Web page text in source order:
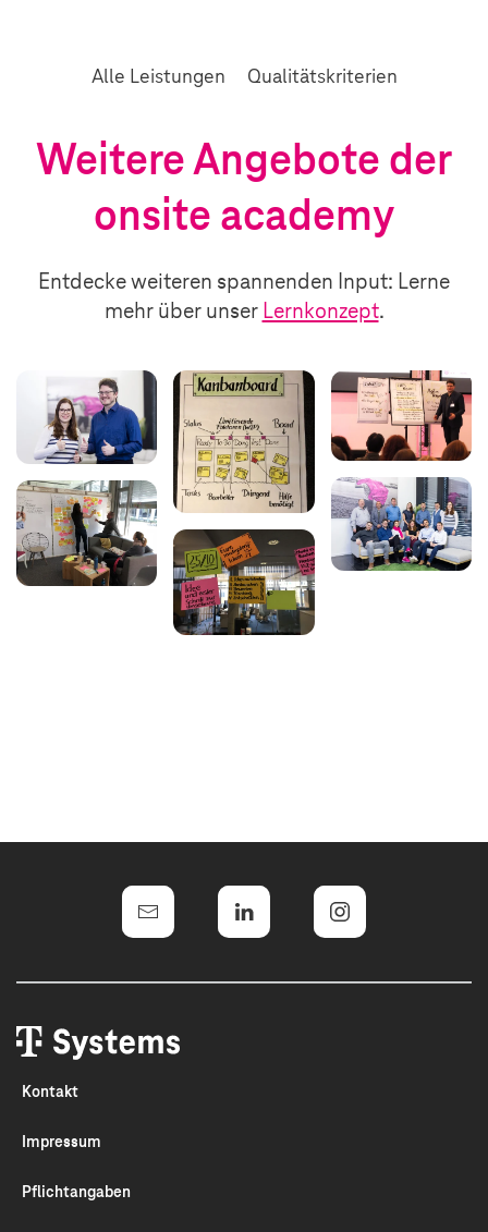
Alle Leistungen Qualitätskriterien
Weitere Angebote der
onsite academy
Entdecke weiteren spannenden Input: Lerne
mehr über unser Lernkonzept.
Kontakt
Impressum
Pflichtangaben